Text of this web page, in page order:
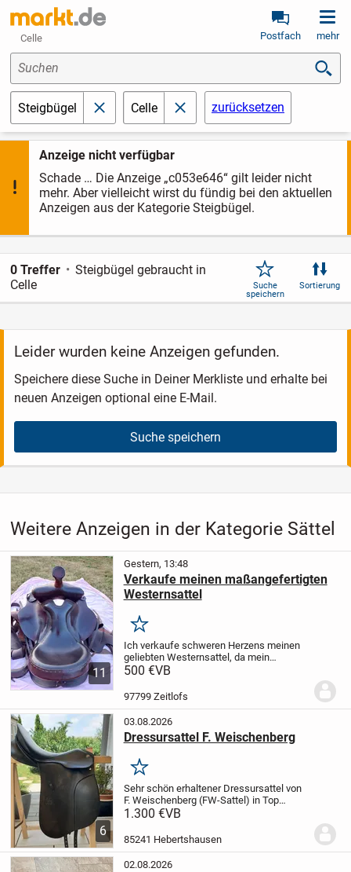
Celle Postfach mehr
Anzeige nicht verfügbar
Schade … Die Anzeige „c053e646“ gilt leider nicht
mehr. Aber vielleicht wirst du fündig bei den aktuellen
Anzeigen aus der Kategorie Steigbügel.
Suchen
Steigbügel schließen
Celle schließenzurücksetzen
0 Treffer
Steigbügel gebraucht in
Celle
Suche
speichern
Sortierung
Leider wurden keine Anzeigen gefunden.
Speichere diese Suche in Deiner Merkliste und erhalte bei
neuen Anzeigen optional eine E-Mail.
Suche speichern
Weitere Anzeigen in der Kategorie Sättel
11
Gestern, 13:48
Verkaufe meinen maßangefertigten
Westernsattel
Merken
Ich verkaufe schweren Herzens meinen
geliebten Westernsattel, da mein
Haflinger inzwischen zu alt geworden ist
kann.Der Sattel ist maßangefertigt,
500 €VB
97799 Zeitlofs
6
03.08.2026
Dressursattel F. Weischenberg
Merken
Sehr schön erhaltener Dressursattel von
F. Weischenberg (FW-Sattel) in Top
Zustand. Der Sattel wurde 1 1/2 Jahre
zeigen auch die Fotos. Sitzfläche 17"
1.300 €VB
85241 Hebertshausen
02.08.2026